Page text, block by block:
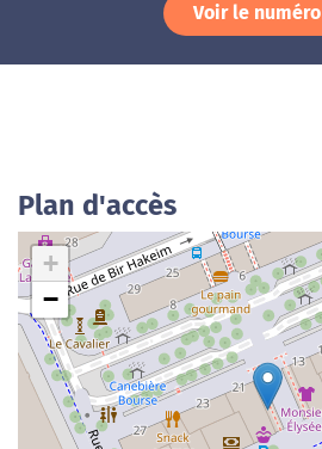
Voir le numéro
Plan d'accès
+
−